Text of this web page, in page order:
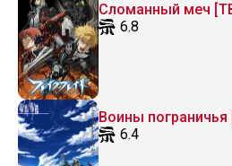
Сломанный меч
6.8
Воины пограничья
6.4